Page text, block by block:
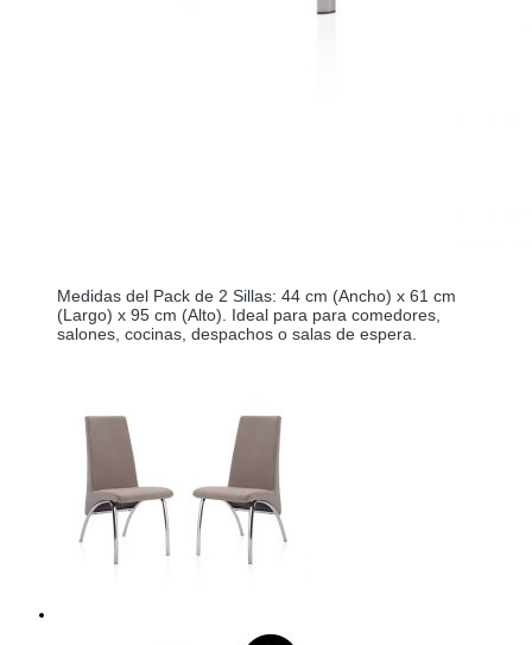
Medidas del Pack de 2 Sillas: 44 cm (Ancho) x 61 cm
(Largo) x 95 cm (Alto). Ideal para para comedores,
salones, cocinas, despachos o salas de espera.